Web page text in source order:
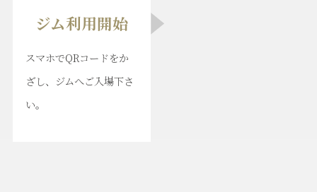
ジム利用開始
スマホでQRコードをか
ざし、ジムへご入場下さ
い。